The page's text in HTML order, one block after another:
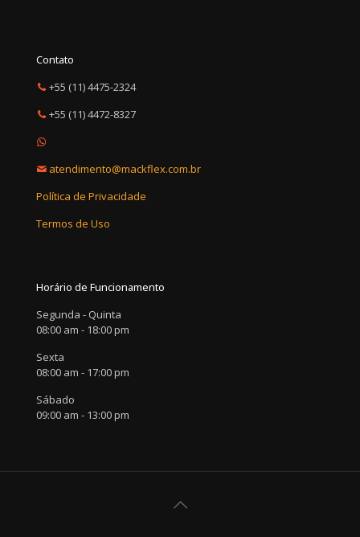
Contato
+55 (11) 4475-2324
+55 (11) 4472-8327
atendimento@mackflex.com.br
Política de Privacidade
Termos de Uso
Horário de Funcionamento
Segunda - Quinta
08:00 am - 18:00 pm
Sexta
08:00 am - 17:00 pm
Sábado
09:00 am - 13:00 pm